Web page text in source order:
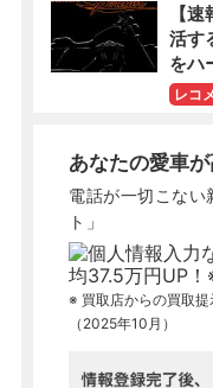
【
活す
をハ
レコ
あなたの愛車が
電話が一切こない
ト」
※ 買取店からの買取
（2025年10月）